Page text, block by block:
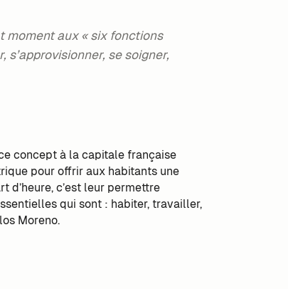
moment aux « six fonctions
se soigner,
concept à la capitale française
pour offrir aux habitants une
c’est leur permettre
qui sont : habiter, travailler,
Moreno.